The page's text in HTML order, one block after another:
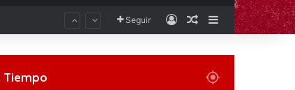
Seguir AccesoPublicación al
Barra lateral
Tiempo